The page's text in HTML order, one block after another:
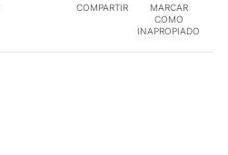
COMPARTIR
MARCAR
COMO
INAPROPIADO